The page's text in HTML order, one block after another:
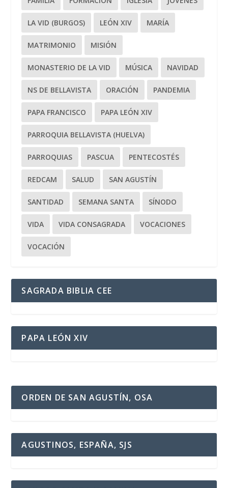
LA VID (BURGOS) LEÓN XIV MARÍA
MATRIMONIO MISIÓN
MONASTERIO DE LA VID MÚSICA NAVIDAD
NS DE BELLAVISTA ORACIÓN PANDEMIA
PAPA FRANCISCO PAPA LEÓN XIV
PARROQUIA BELLAVISTA (HUELVA)
PARROQUIAS PASCUA PENTECOSTÉS
REDCAM SALUD SAN AGUSTÍN
SANTIDAD SEMANA SANTA SÍNODO
VIDA VIDA CONSAGRADA VOCACIONES
VOCACIÓN
SAGRADA BIBLIA CEE
PAPA LEÓN XIV
ORDEN DE SAN AGUSTÍN, OSA
AGUSTINOS, ESPAÑA, SJS